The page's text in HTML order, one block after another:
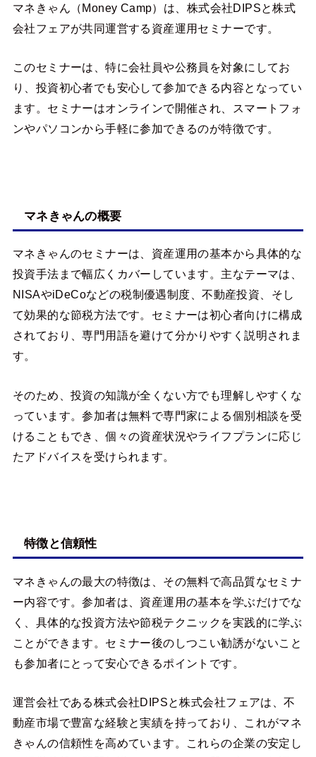
マネきゃん（Money Camp）は、株式会社DIPSと株式
会社フェアが共同運営する資産運用セミナーです。
このセミナーは、特に会社員や公務員を対象にしてお
り、投資初心者でも安心して参加できる内容となってい
ます。セミナーはオンラインで開催され、スマートフォ
ンやパソコンから手軽に参加できるのが特徴です。
マネきゃんの概要
マネきゃんのセミナーは、資産運用の基本から具体的な
投資手法まで幅広くカバーしています。主なテーマは、
NISAやiDeCoなどの税制優遇制度、不動産投資、そし
て効果的な節税方法です。セミナーは初心者向けに構成
されており、専門用語を避けて分かりやすく説明されま
す。
そのため、投資の知識が全くない方でも理解しやすくな
っています。参加者は無料で専門家による個別相談を受
けることもでき、個々の資産状況やライフプランに応じ
たアドバイスを受けられます。
特徴と信頼性
マネきゃんの最大の特徴は、その無料で高品質なセミナ
ー内容です。参加者は、資産運用の基本を学ぶだけでな
く、具体的な投資方法や節税テクニックを実践的に学ぶ
ことができます。セミナー後のしつこい勧誘がないこと
も参加者にとって安心できるポイントです。
運営会社である株式会社DIPSと株式会社フェアは、不
動産市場で豊富な経験と実績を持っており、これがマネ
きゃんの信頼性を高めています。これらの企業の安定し